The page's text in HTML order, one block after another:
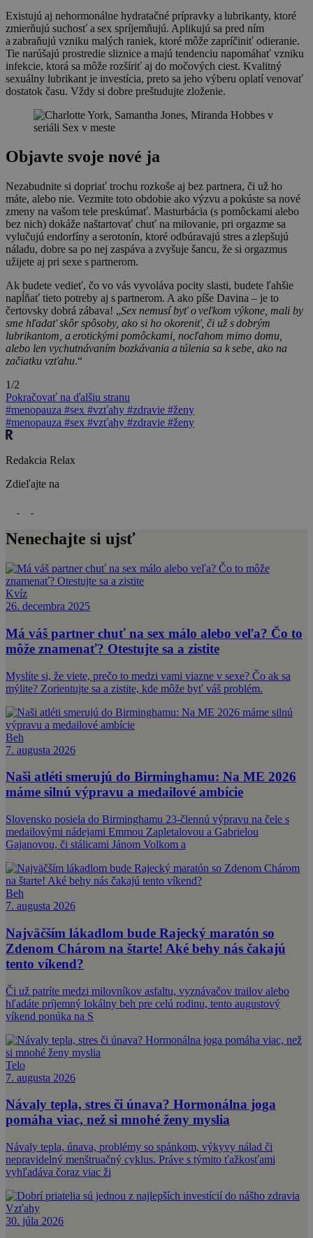
Existujú aj nehormonálne hydratačné prípravky a lubrikanty, ktoré
zmierňujú suchosť a sex spríjemňujú. Aplikujú sa pred ním
a zabraňujú vzniku malých raniek, ktoré môže zapríčiniť odieranie.
Tie narúšajú prostredie sliznice a majú tendenciu napomáhať vzniku
infekcie, ktorá sa môže rozšíriť aj do močových ciest. Kvalitný
sexuálny lubrikant je investícia, preto sa jeho výberu oplatí venovať
dostatok času. Vždy si dobre preštudujte zloženie.
Objavte svoje nové ja
Nezabudnite si dopriať trochu rozkoše aj bez partnera, či už ho
máte, alebo nie. Vezmite toto obdobie ako výzvu a pokúste sa nové
zmeny na vašom tele preskúmať. Masturbácia (s pomôckami alebo
bez nich) dokáže naštartovať chuť na milovanie, pri orgazme sa
vylučujú endorfíny a serotonín, ktoré odbúravajú stres a zlepšujú
náladu, dobre sa po nej zaspáva a zvyšuje šancu, že si orgazmus
užijete aj pri sexe s partnerom.
Ak budete vedieť, čo vo vás vyvoláva pocity slasti, budete ľahšie
napĺňať tieto potreby aj s partnerom. A ako píše Davina – je to
čertovsky dobrá zábava! „Sex nemusí byť o veľkom výkone, mali by
sme hľadať skôr spôsoby, ako si ho okoreniť, či už s dobrým
lubrikantom, a erotickými pomôckami, nocľahom mimo domu,
alebo len vychutnávaním bozkávania a túlenia sa k sebe, ako na
začiatku vzťahu.“
1/2
Pokračovať na ďalšiu stranu
#menopauza #sex #vzťahy #zdravie #ženy
#menopauza #sex #vzťahy #zdravie #ženy
Redakcia Relax
Zdieľajte na
Nenechajte si ujsť
Kvíz
26. decembra 2025
Má váš partner chuť na sex málo alebo veľa? Čo to
môže znamenať? Otestujte sa a zistite
Myslíte si, že viete, prečo to medzi vami viazne v sexe? Čo ak sa
mýlite? Zorientujte sa a zistite, kde môže byť váš problém.
Beh
7. augusta 2026
Naši atléti smerujú do Birminghamu: Na ME 2026
máme silnú výpravu a medailové ambície
Slovensko posiela do Birminghamu 23-člennú výpravu na čele s
medailovými nádejami Emmou Zapletalovou a Gabrielou
Gajanovou, či stálicami Jánom Volkom a
Beh
7. augusta 2026
Najväčším lákadlom bude Rajecký maratón so
Zdenom Chárom na štarte! Aké behy nás čakajú
tento víkend?
Či už patríte medzi milovníkov asfaltu, vyznávačov trailov alebo
hľadáte príjemný lokálny beh pre celú rodinu, tento augustový
víkend ponúka na S
Telo
7. augusta 2026
Návaly tepla, stres či únava? Hormonálna joga
pomáha viac, než si mnohé ženy myslia
Návaly tepla, únava, problémy so spánkom, výkyvy nálad či
nepravidelný menštruačný cyklus. Práve s týmito ťažkosťami
vyhľadáva čoraz viac ži
Vzťahy
30. júla 2026